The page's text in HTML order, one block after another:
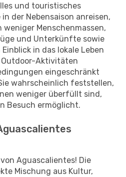
und touristisches
der Nebensaison anreisen,
Menschenmassen,
und Unterkünfte sowie
in das lokale Leben
Outdoor-Aktivitäten
eingeschränkt
wahrscheinlich feststellen,
weniger überfüllt sind,
Besuch ermöglicht.
Aguascalientes! Die
Mischung aus Kultur,